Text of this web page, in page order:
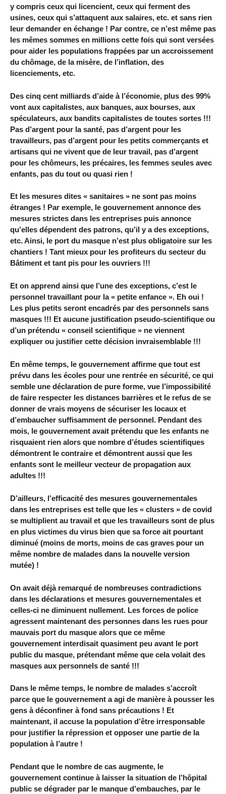
y compris ceux qui licencient, ceux qui ferment des
usines, ceux qui s’attaquent aux salaires, etc. et sans rien
leur demander en échange ! Par contre, ce n’est même pas
les mêmes sommes en millions cette fois qui sont versées
pour aider les populations frappées par un accroissement
du chômage, de la misère, de l’inflation, des
licenciements, etc.
Des cinq cent milliards d’aide à l’économie, plus des 99%
vont aux capitalistes, aux banques, aux bourses, aux
spéculateurs, aux bandits capitalistes de toutes sortes !!!
Pas d’argent pour la santé, pas d’argent pour les
travailleurs, pas d’argent pour les petits commerçants et
artisans qui ne vivent que de leur travail, pas d’argent
pour les chômeurs, les précaires, les femmes seules avec
enfants, pas du tout ou quasi rien !
Et les mesures dites « sanitaires » ne sont pas moins
étranges ! Par exemple, le gouvernement annonce des
mesures strictes dans les entreprises puis annonce
qu’elles dépendent des patrons, qu’il y a des exceptions,
etc. Ainsi, le port du masque n’est plus obligatoire sur les
chantiers ! Tant mieux pour les profiteurs du secteur du
Bâtiment et tant pis pour les ouvriers !!!
Et on apprend ainsi que l’une des exceptions, c’est le
personnel travaillant pour la « petite enfance ». Eh oui !
Les plus petits seront encadrés par des personnels sans
masques !!! Et aucune justification pseudo-scientifique ou
d’un prétendu « conseil scientifique » ne viennent
expliquer ou justifier cette décision invraisemblable !!!
En même temps, le gouvernement affirme que tout est
prévu dans les écoles pour une rentrée en sécurité, ce qui
semble une déclaration de pure forme, vue l’impossibilité
de faire respecter les distances barrières et le refus de se
donner de vrais moyens de sécuriser les locaux et
d’embaucher suffisamment de personnel. Pendant des
mois, le gouvernement avait prétendu que les enfants ne
risquaient rien alors que nombre d’études scientifiques
démontrent le contraire et démontrent aussi que les
enfants sont le meilleur vecteur de propagation aux
adultes !!!
D’ailleurs, l’efficacité des mesures gouvernementales
dans les entreprises est telle que les « clusters » de covid
se multiplient au travail et que les travailleurs sont de plus
en plus victimes du virus bien que sa force ait pourtant
diminué (moins de morts, moins de cas graves pour un
même nombre de malades dans la nouvelle version
mutée) !
On avait déjà remarqué de nombreuses contradictions
dans les déclarations et mesures gouvernementales et
celles-ci ne diminuent nullement. Les forces de police
agressent maintenant des personnes dans les rues pour
mauvais port du masque alors que ce même
gouvernement interdisait quasiment peu avant le port
public du masque, prétendant même que cela volait des
masques aux personnels de santé !!!
Dans le même temps, le nombre de malades s’accroît
parce que le gouvernement a agi de manière à pousser les
gens à déconfiner à fond sans précautions ! Et
maintenant, il accuse la population d’être irresponsable
pour justifier la répression et opposer une partie de la
population à l’autre !
Pendant que le nombre de cas augmente, le
gouvernement continue à laisser la situation de l’hôpital
public se dégrader par le manque d’embauches, par le